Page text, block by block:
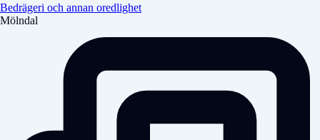
Bedrägeri och annan oredlighet
Mölndal